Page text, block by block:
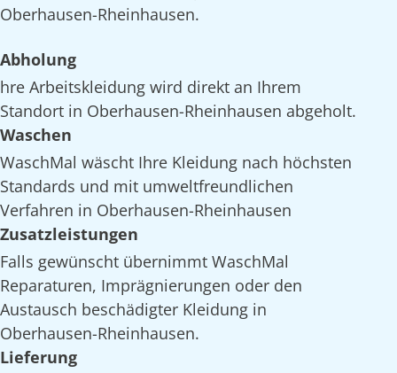
Oberhausen-Rheinhausen.
Abholung
hre Arbeitskleidung wird direkt an Ihrem
Standort in Oberhausen-Rheinhausen abgeholt.
Waschen
WaschMal wäscht Ihre Kleidung nach höchsten
Standards und mit umweltfreundlichen
Verfahren in Oberhausen-Rheinhausen
Zusatzleistungen
Falls gewünscht übernimmt WaschMal
Reparaturen, Imprägnierungen oder den
Austausch beschädigter Kleidung in
Oberhausen-Rheinhausen.
Lieferung